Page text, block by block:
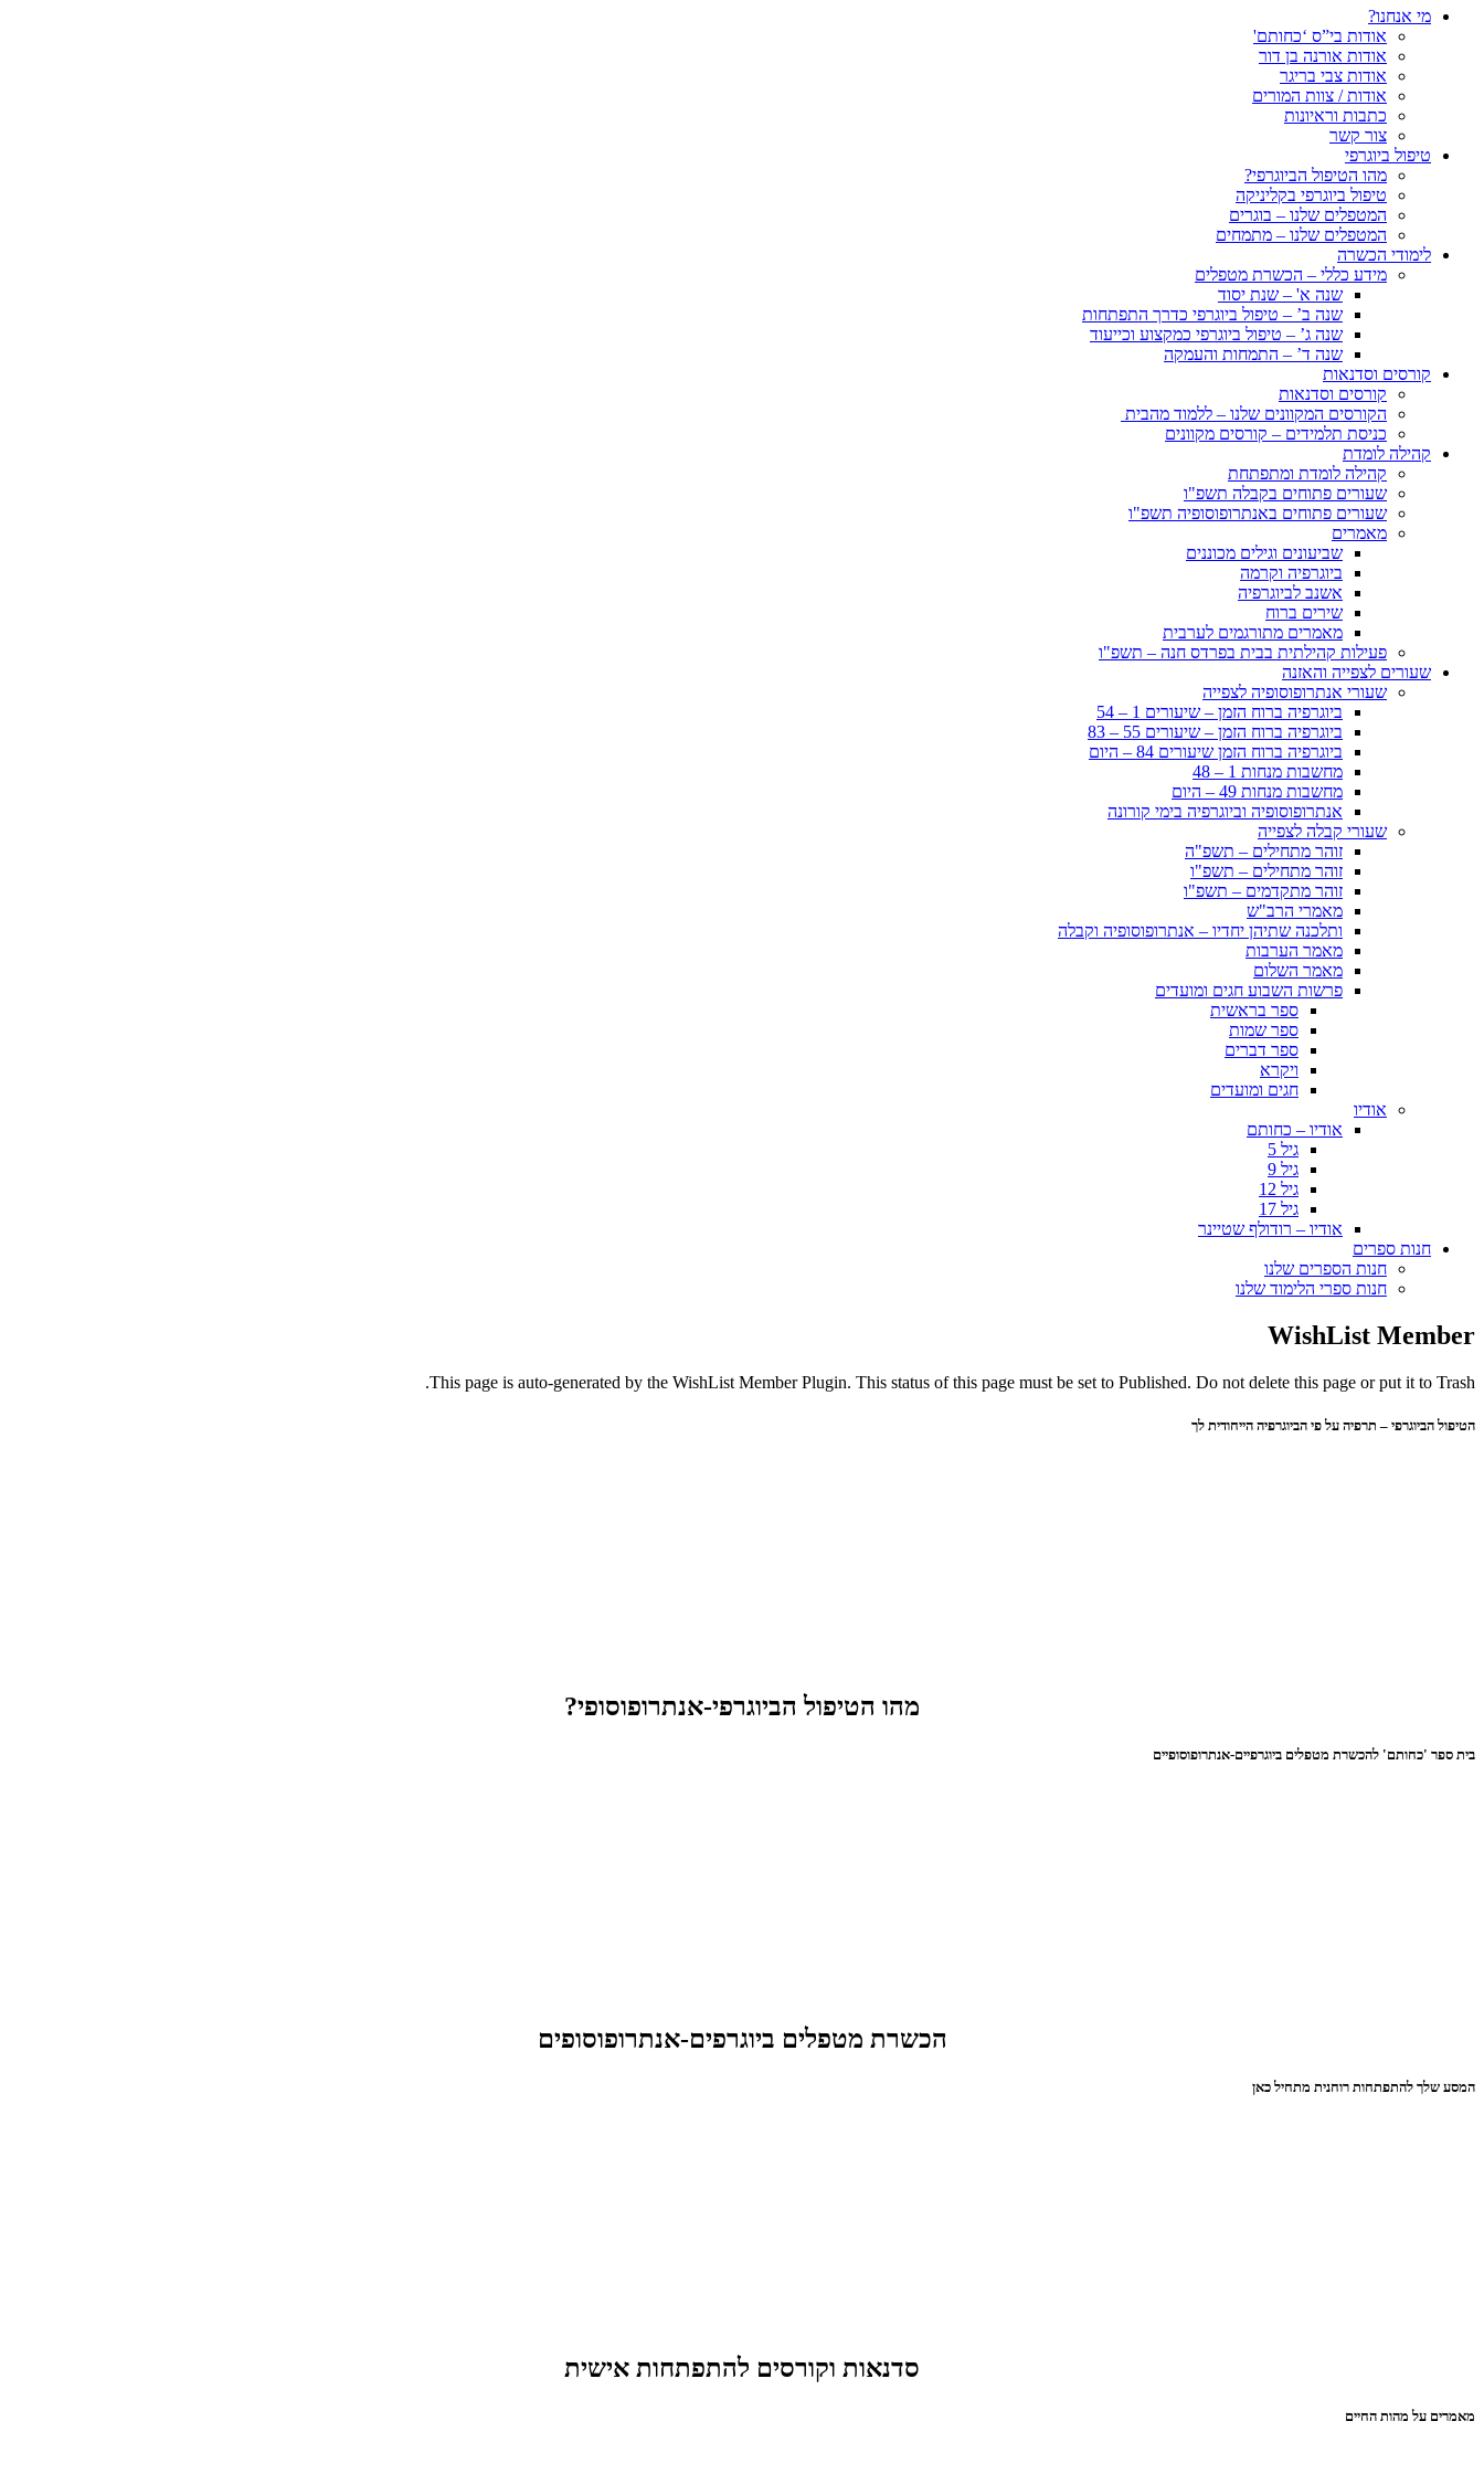
מי אנחנו?
אודות בי”ס ‘כחותם'
אודות אורנה בן דור
אודות צבי בריגר
אודות / צוות המורים
כתבות וראיונות
צור קשר
טיפול ביוגרפי
מהו הטיפול הביוגרפי?
טיפול ביוגרפי בקליניקה
המטפלים שלנו – בוגרים
המטפלים שלנו – מתמחים
לימודי הכשרה
מידע כללי – הכשרת מטפלים
שנה א' – שנת יסוד
שנה ב’ – טיפול ביוגרפי כדרך התפתחות
שנה ג’ – טיפול ביוגרפי כמקצוע וכייעוד
שנה ד’ – התמחות והעמקה
קורסים וסדנאות
קורסים וסדנאות
הקורסים המקוונים שלנו – ללמוד מהבית
כניסת תלמידים – קורסים מקוונים
קהילה לומדת
קהילה לומדת ומתפתחת
שעורים פתוחים בקבלה תשפ"ו
שעורים פתוחים באנתרופוסופיה תשפ"ו
מאמרים
שביעונים וגילים מכוננים
ביוגרפיה וקרמה
אשנב לביוגרפיה
שירים ברוח
מאמרים מתורגמים לערבית
פעילות קהילתית בבית בפרדס חנה – תשפ"ו
שעורים לצפייה והאזנה
שעורי אנתרופוסופיה לצפייה
ביוגרפיה ברוח הזמן – שיעורים 1 – 54
ביוגרפיה ברוח הזמן – שיעורים 55 – 83
ביוגרפיה ברוח הזמן שיעורים 84 – היום
מחשבות מנחות 1 – 48
מחשבות מנחות 49 – היום
אנתרופוסופיה וביוגרפיה בימי קורונה
שעורי קבלה לצפייה
זוהר מתחילים – תשפ"ה
זוהר מתחילים – תשפ"ו
זוהר מתקדמים – תשפ"ו
מאמרי הרב"ש
ותלכנה שתיהן יחדיו – אנתרופוסופיה וקבלה
מאמר הערבות
מאמר השלום
פרשות השבוע חגים ומועדים
ספר בראשית
ספר שמות
ספר דברים
ויקרא
חגים ומועדים
אודיו
אודיו – כחותם
גיל 5
גיל 9
גיל 12
גיל 17
אודיו – רודולף שטיינר
חנות ספרים
חנות הספרים שלנו
חנות ספרי הלימוד שלנו
WishList Member
This page is auto-generated by the WishList Member Plugin. This status of this page must be set to Published. Do not delete this page or put it to Trash.
הטיפול הביוגרפי – תרפיה על פי הביוגרפיה הייחודית לך
מהו הטיפול הביוגרפי-אנתרופוסופי?
בית ספר 'כחותם' להכשרת מטפלים ביוגרפיים-אנתרופוסופיים
הכשרת מטפלים ביוגרפים-אנתרופוסופים
המסע שלך להתפתחות רוחנית מתחיל כאן
סדנאות וקורסים להתפתחות אישית
מאמרים על מהות החיים